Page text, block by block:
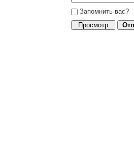
Запомнить вас?